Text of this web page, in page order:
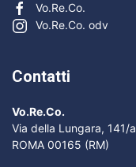
Vo.Re.Co.
Vo.Re.Co. odv
Contatti
Vo.Re.Co.
Via della Lungara, 141/a
ROMA 00165 (RM)